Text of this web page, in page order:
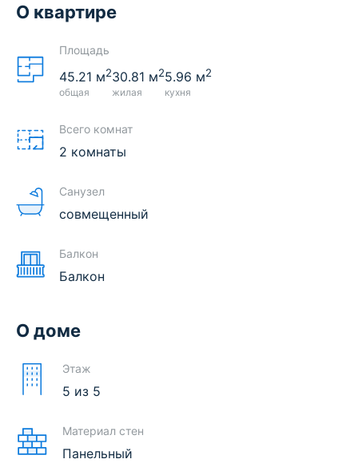
О квартире
Площадь
45.21 м2
общая
30.81 м2
жилая
5.96 м2
кухня
Всего комнат
2 комнаты
Санузел
совмещенный
Балкон
Балкон
О доме
Этаж
5 из 5
Материал стен
Панельный